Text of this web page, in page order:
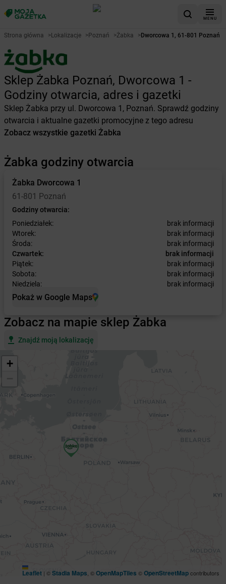
MENU
Strona główna >Lokalizacje >Poznań >Żabka >Dworcowa 1, 61-801 Poznań
Sklep Żabka Poznań, Dworcowa 1 -
Godziny otwarcia, adres i gazetki
Sklep Żabka przy ul. Dworcowa 1, Poznań. Sprawdź godziny
otwarcia i aktualne gazetki promocyjne z tego adresu
Zobacz wszystkie gazetki Żabka
Żabka godziny otwarcia
Żabka Dworcowa 1
61-801 Poznań
Godziny otwarcia:
Poniedziałek:
brak informacji
Wtorek:
brak informacji
Środa:
brak informacji
Czwartek:
brak informacji
Piątek:
brak informacji
Sobota:
brak informacji
Niedziela:
brak informacji
Pokaż w Google Maps
Zobacz na mapie sklep Żabka
Znajdź moją lokalizację
+
Leaflet | ©Stadia Maps , ©OpenMapTiles ©OpenStreetMapcontributors